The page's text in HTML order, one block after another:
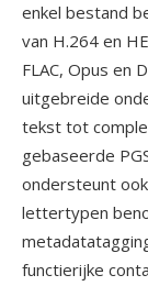
enkel bestand
van H.264 en
FLAC, Opus en
uitgebreide
tekst tot
gebaseerde
ondersteunt
lettertypen
functierijke